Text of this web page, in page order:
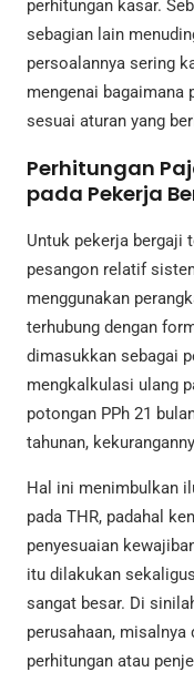
perhitungan kasar.
sebagian lain
persoalannya sering
mengenai bagaimana
sesuai aturan yang
Perhitungan
pada Pekerja
Untuk pekerja bergaji
pesangon relatif
menggunakan
terhubung dengan
dimasukkan sebagai
mengkalkulasi ulang
potongan PPh 21
tahunan,
Hal ini menimbulkan
pada THR, padahal
penyesuaian
itu dilakukan
sangat besar. Di
perusahaan,
perhitungan atau